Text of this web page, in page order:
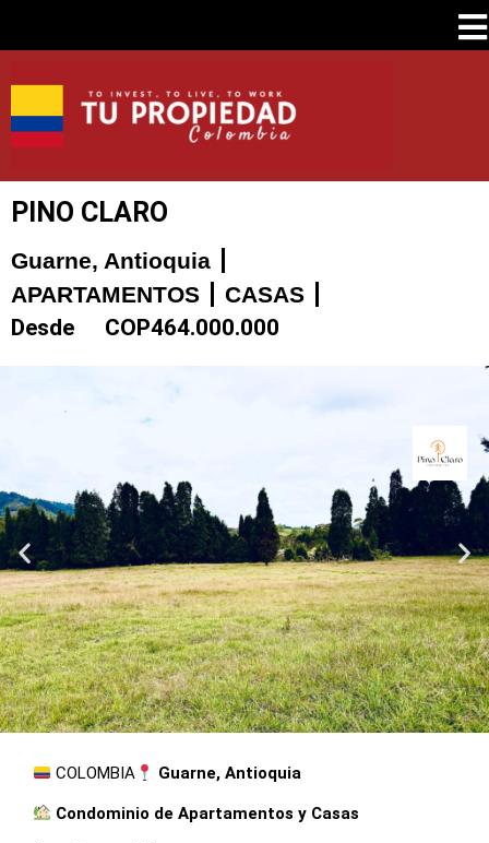
PINO CLARO
Guarne, Antioquia
APARTAMENTOS
CASAS
Desde COP464.000.000
COLOMBIA Guarne, Antioquia
Condominio de Apartamentos y Casas